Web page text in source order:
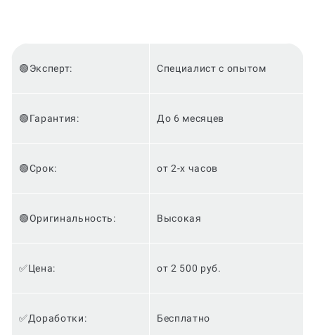
🟢Эксперт: Специалист с опытом
🟢Гарантия: До 6 месяцев
🟢Срок: от 2-х часов
🟢Оригинальность: Высокая
✅Цена: от 2 500 руб.
✅Доработки: Бесплатно